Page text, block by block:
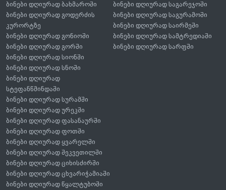
ბინები დღიურად ბახმაროში
ბინები დღიურად გოდერძის
კურორტზე
ბინები დღიურად გონიოში
ბინები დღიურად გორში
ბინები დღიურად საგარეჯოში
ბინები დღიურად საგურამოში
ბინები დღიურად საირმეში
ბინები დღიურად სამტრედიაში
ბინები დღიურად სარფში
ბინები დღიურად სიონში
ბინები დღიურად სნოში
ბინები დღიურად
სტეფანწმინდაში
ბინები დღიურად სურამში
ბინები დღიურად ურეკში
ბინები დღიურად ფასანაურში
ბინები დღიურად ფოთში
ბინები დღიურად ყვარელში
ბინები დღიურად შეკვეთილში
ბინები დღიურად ციხისძირში
ბინები დღიურად ცხვარიჭამიაში
ბინები დღიურად წყალტუბოში